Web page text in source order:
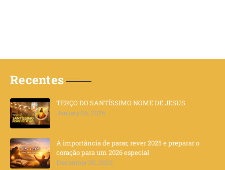
Recentes
TERÇO DO SANTÍSSIMO NOME DE JESUS
January 05, 2026
A importância de parar, rever 2025 e preparar o
coração para um 2026 especial
December 30, 2025